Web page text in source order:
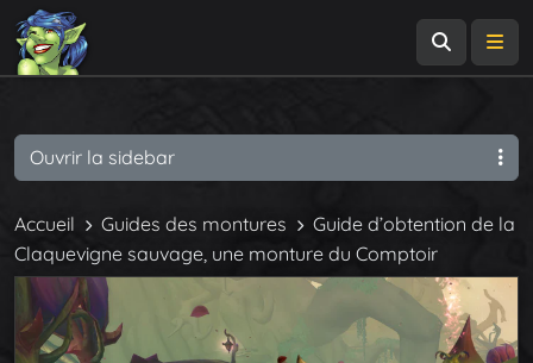
Accueil Guides des montures
Guide d’obtention de la
Claquevigne sauvage, une monture du Comptoir
Ouvrir la sidebar